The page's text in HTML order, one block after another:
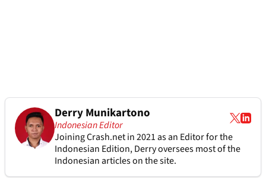
Derry Munikartono
Indonesian Editor
Joining Crash.net in 2021 as an Editor for the
Indonesian Edition, Derry oversees most of the
Indonesian articles on the site.